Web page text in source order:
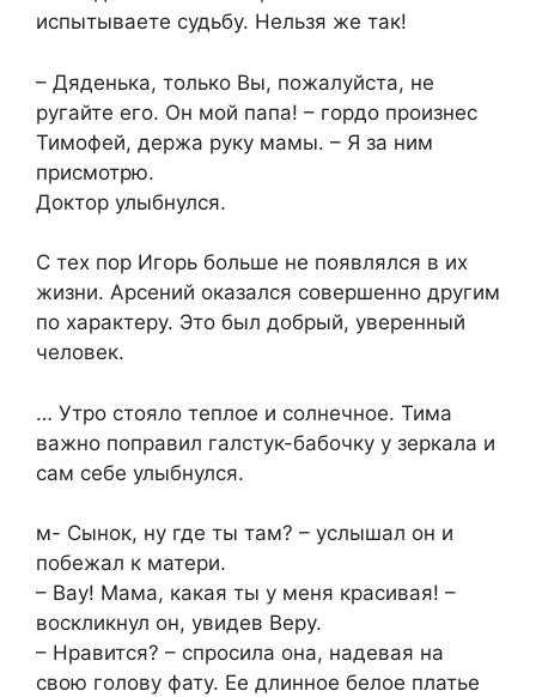
испытываете судьбу. Нельзя же так!
– Дяденька, только Вы, пожалуйста, не
ругайте его. Он мой папа! – гордо произнес
Тимофей, держа руку мамы. – Я за ним
присмотрю.
Доктор улыбнулся.
С тех пор Игорь больше не появлялся в их
жизни. Арсений оказался совершенно другим
по характеру. Это был добрый, уверенный
человек.
… Утро стояло теплое и солнечное. Тима
важно поправил галстук-бабочку у зеркала и
сам себе улыбнулся.
м- Сынок, ну где ты там? – услышал он и
побежал к матери.
– Вау! Мама, какая ты у меня красивая! –
воскликнул он, увидев Веру.
– Нравится? – спросила она, надевая на
свою голову фату. Ее длинное белое платье